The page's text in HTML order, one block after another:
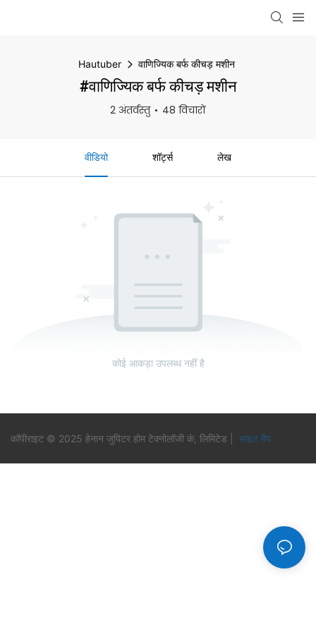
Hautuber वाणिज्यिक बर्फ कीचड़ मशीन
#वाणिज्यिक बर्फ कीचड़ मशीन
2 अंतर्वस्तु 48 विचारों
वीडियो शॉर्ट्स लेख
कोई आकड़ा उपलब्ध नहीं है
कॉपीराइट © 2025 हेनान जुपिटर होम टेक्नोलॉजी कं, लिमिटेड | साइट मैप